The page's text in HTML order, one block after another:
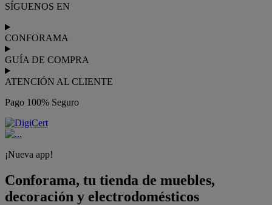
SÍGUENOS EN
CONFORAMA
GUÍA DE COMPRA
ATENCIÓN AL CLIENTE
Pago 100% Seguro
¡Nueva app!
Conforama, tu tienda de muebles,
decoración y electrodomésticos